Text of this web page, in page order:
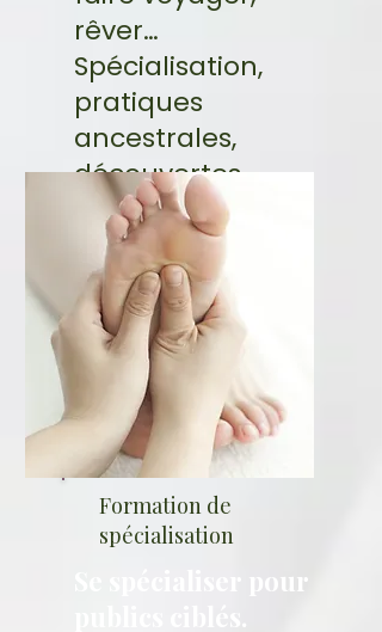
rêver…
Spécialisation,
pratiques
ancestrales,
découvertes,
reflètent ces
formations
certifiantes.
Formation de
spécialisation
Se spécialiser pour